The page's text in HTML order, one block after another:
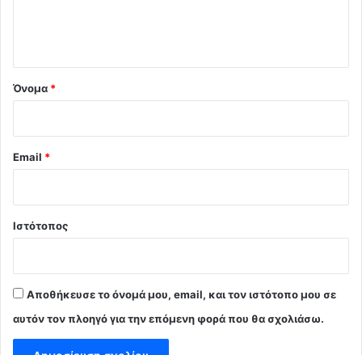
Όνομα *
Email *
Ιστότοπος
Αποθήκευσε το όνομά μου, email, και τον ιστότοπο μου σε
αυτόν τον πλοηγό για την επόμενη φορά που θα σχολιάσω.